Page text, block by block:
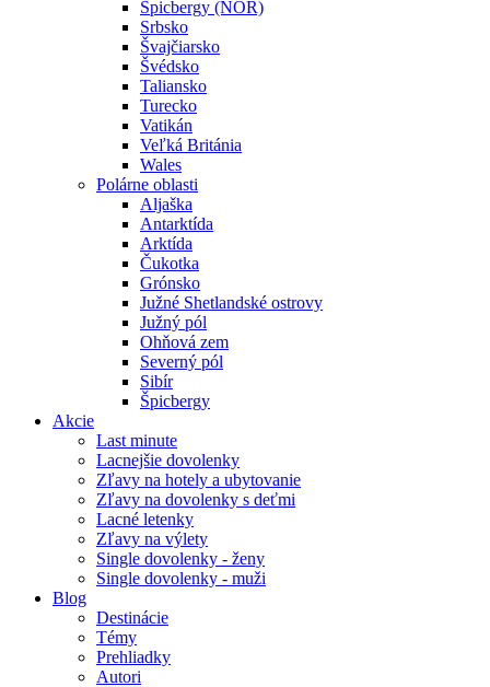
Špicbergy (NOR)
Srbsko
Švajčiarsko
Švédsko
Taliansko
Turecko
Vatikán
Veľká Británia
Wales
Polárne oblasti
Aljaška
Antarktída
Arktída
Čukotka
Grónsko
Južné Shetlandské ostrovy
Južný pól
Ohňová zem
Severný pól
Sibír
Špicbergy
Akcie
Last minute
Lacnejšie dovolenky
Zľavy na hotely a ubytovanie
Zľavy na dovolenky s deťmi
Lacné letenky
Zľavy na výlety
Single dovolenky - ženy
Single dovolenky - muži
Blog
Destinácie
Témy
Prehliadky
Autori